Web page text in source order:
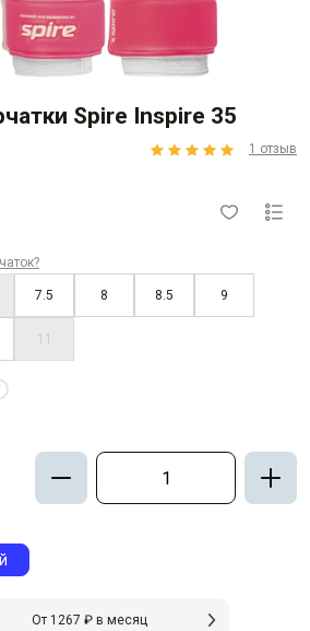
Spire Inspire 35
1 отзыв
7.5 8 8.5 9
11
От 1267 ₽ в месяц